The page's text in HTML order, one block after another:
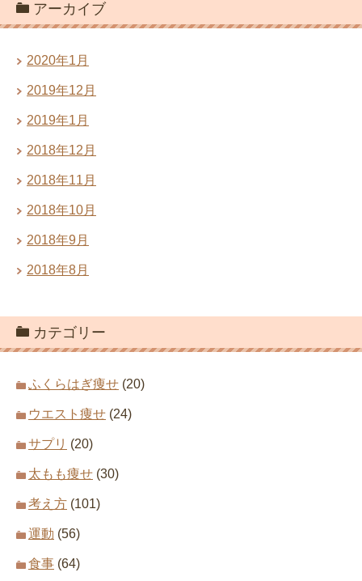
アーカイブ
2020年1月
2019年12月
2019年1月
2018年12月
2018年11月
2018年10月
2018年9月
2018年8月
カテゴリー
ふくらはぎ痩せ (20)
ウエスト痩せ (24)
サプリ (20)
太もも痩せ (30)
考え方 (101)
運動 (56)
食事 (64)